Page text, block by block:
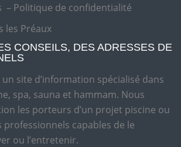
– Politique de confidentialité
les Préaux
CONSEILS, DES ADRESSES DE
un site d’information spécialisé dans
spa, sauna et hammam. Nous
les porteurs d’un projet piscine ou
professionnels capables de le
ou l’entretenir.